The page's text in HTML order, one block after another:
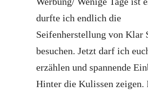
durfte ich endlich die
Seifenherstellung von Klar
besuchen. Jetzt darf ich
erzählen und spannende
Hinter die Kulissen zeigen.